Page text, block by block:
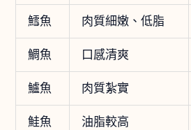
鱈魚 肉質細嫩、低脂
鯛魚 口感清爽
鱸魚 肉質紮實
鮭魚 油脂較高